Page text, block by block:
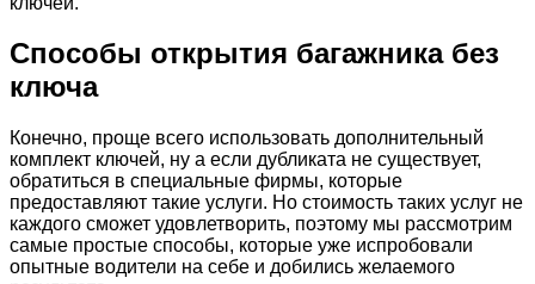
Способы открытия багажника без
ключа
Конечно, проще всего использовать дополнительный
комплект ключей, ну а если дубликата не существует,
обратиться в специальные фирмы, которые
предоставляют такие услуги. Но стоимость таких услуг не
каждого сможет удовлетворить, поэтому мы рассмотрим
самые простые способы, которые уже испробовали
опытные водители на себе и добились желаемого